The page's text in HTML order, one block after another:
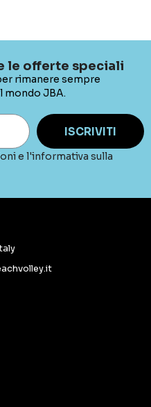
le offerte speciali
rimanere sempre
mondo JBA.
ISCRIVITI
e l'informativa sulla